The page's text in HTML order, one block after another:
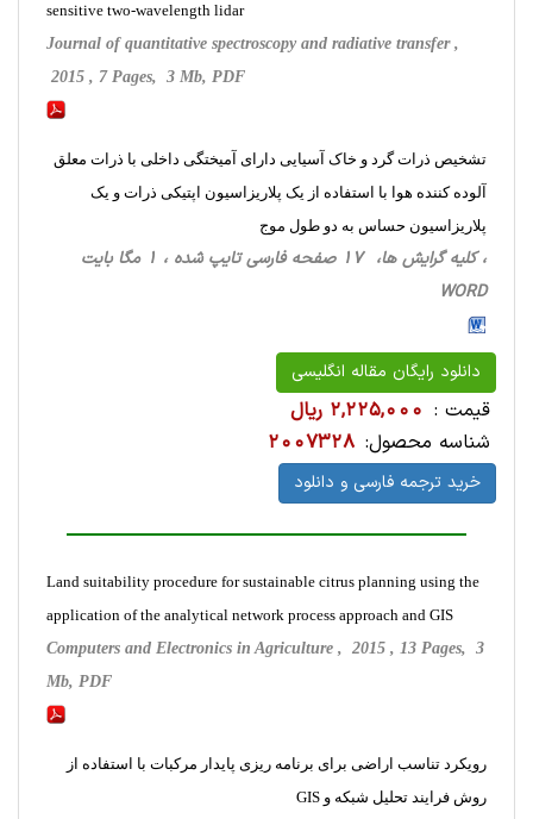
sensitive two-wavelength lidar
Journal of quantitative spectroscopy and radiative transfer ,
2015 , 7 Pages, 3 Mb, PDF
تشخیص ذرات گرد و خاک آسیایی دارای آمیختگی داخلی با ذرات معلق
آلوده کننده هوا با استفاده از یک پلاریزاسیون اپتیکی ذرات و یک
پلاریزاسیون حساس به دو طول موج
، کلیه گرایش ها، 17 صفحه فارسی تایپ شده ، 1 مگا بایت
WORD
دانلود رایگان مقاله انگلیسی
قیمت : 2,225,000 ریال
شناسه محصول: 2007328
خرید ترجمه فارسی و دانلود
Land suitability procedure for sustainable citrus planning using the
application of the analytical network process approach and GIS
Computers and Electronics in Agriculture , 2015 , 13 Pages, 3
Mb, PDF
رویکرد تناسب اراضی برای برنامه ریزی پایدار مرکبات با استفاده از
روش فرایند تحلیل شبکه و GIS